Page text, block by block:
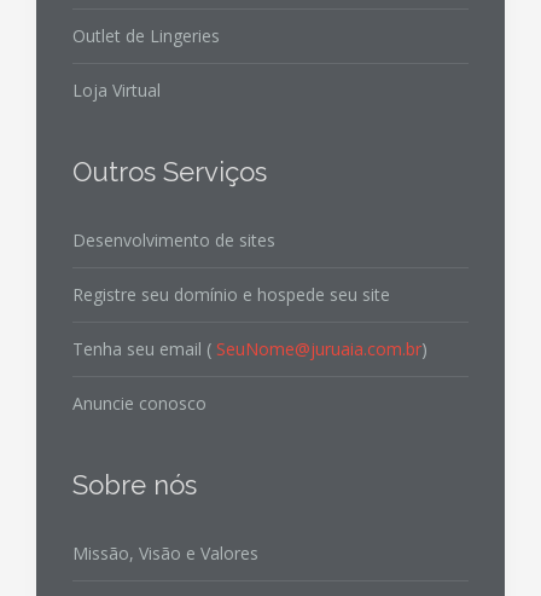
Outlet de Lingeries
Loja Virtual
Outros Serviços
Desenvolvimento de sites
Registre seu domínio e hospede seu site
Tenha seu email ( SeuNome@juruaia.com.br)
Anuncie conosco
Sobre nós
Missão, Visão e Valores